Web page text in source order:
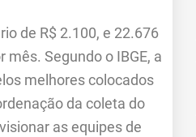
de R$ 2.100, e 22.676
Segundo o IBGE, a
melhores colocados
da coleta do
as equipes de